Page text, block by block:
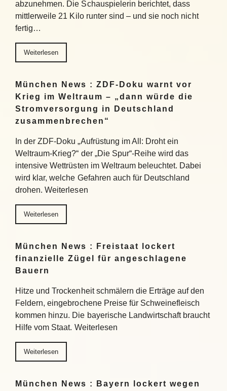
abzunehmen. Die Schauspielerin berichtet, dass
mittlerweile 21 Kilo runter sind – und sie noch nicht
fertig…
Weiterlesen
München News : ZDF-Doku warnt vor
Krieg im Weltraum – „dann würde die
Stromversorgung in Deutschland
zusammenbrechen“
In der ZDF-Doku „Aufrüstung im All: Droht ein
Weltraum-Krieg?“ der „Die Spur“-Reihe wird das
intensive Wettrüsten im Weltraum beleuchtet. Dabei
wird klar, welche Gefahren auch für Deutschland
drohen. Weiterlesen
Weiterlesen
München News : Freistaat lockert
finanzielle Zügel für angeschlagene
Bauern
Hitze und Trockenheit schmälern die Erträge auf den
Feldern, eingebrochene Preise für Schweinefleisch
kommen hinzu. Die bayerische Landwirtschaft braucht
Hilfe vom Staat. Weiterlesen
Weiterlesen
München News : Bayern lockert wegen